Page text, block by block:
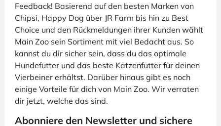
Feedback! Basierend auf den besten Marken von
Chipsi, Happy Dog über JR Farm bis hin zu Best
Choice und den Rückmeldungen ihrer Kunden wählt
Main Zoo sein Sortiment mit viel Bedacht aus. So
kannst du dir sicher sein, dass du das optimale
Hundefutter und das beste Katzenfutter für deinen
Vierbeiner erhältst. Darüber hinaus gibt es noch
einige Vorteile für dich von Main Zoo. Wir verraten
dir jetzt, welche das sind.
Abonniere den Newsletter und sichere